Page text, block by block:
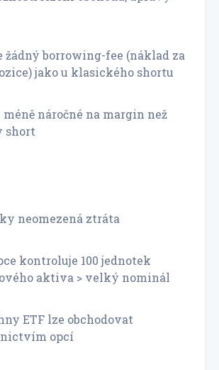
žádný borrowing-fee (náklad za
jako u klasického shortu
náročné na margin než
short
neomezená ztráta
kontroluje 100 jednotek
aktiva > velký nominál
ETF lze obchodovat
opcí